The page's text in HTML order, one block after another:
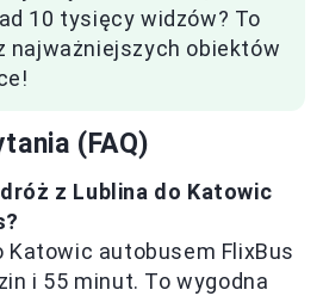
10 tysięcy widzów? To
najważniejszych obiektów
(FAQ)
z Lublina do Katowic
Katowic autobusem FlixBus
i 55 minut. To wygodna